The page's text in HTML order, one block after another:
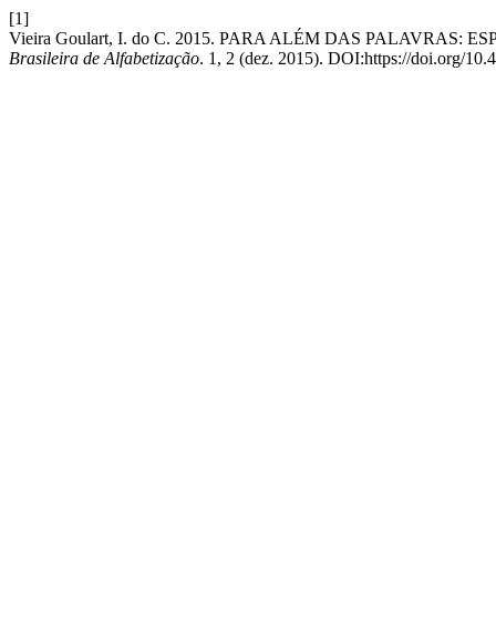
[1]
Vieira Goulart, I. do C. 2015. PARA ALÉM DAS PALAVRAS:
Brasileira de Alfabetização. 1, 2 (dez. 2015). DOI:https://doi.org/